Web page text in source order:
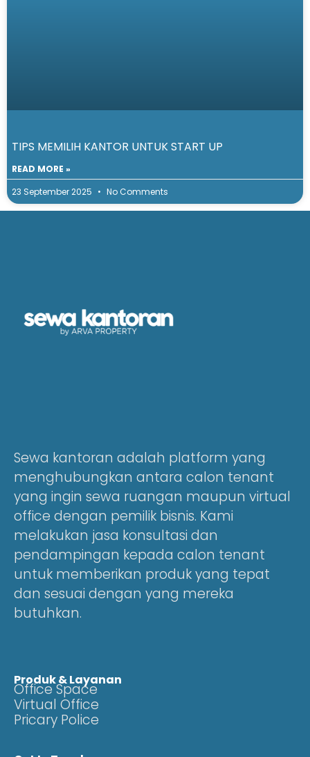
TIPS MEMILIH KANTOR UNTUK START UP
23 September 2025
No Comments
Sewa kantoran adalah platform yang
menghubungkan antara calon tenant
yang ingin sewa ruangan maupun virtual
office dengan pemilik bisnis. Kami
melakukan jasa konsultasi dan
pendampingan kepada calon tenant
untuk memberikan produk yang tepat
dan sesuai dengan yang mereka
Produk & Layanan
Office Space
Virtual Office